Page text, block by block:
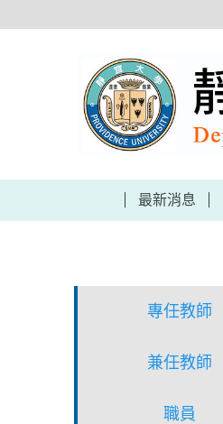
到
最新消息
專任教師
兼任教師
職員